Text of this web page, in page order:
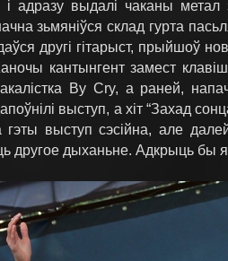
і адразу выдалі чаканы
зьмяніўся склад гурта
другі гітарыст, прыйшоў
кантынгент замест
By Cry, а раней,
выступ, а хіт “Захад
выступ сэсійна, але
другое дыханьне. Адкрыць